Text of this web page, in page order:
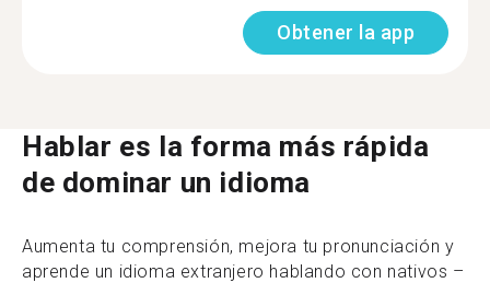
Obtener la app
Hablar es la forma más rápida
de dominar un idioma
Aumenta tu comprensión, mejora tu pronunciación y
aprende un idioma extranjero hablando con nativos –